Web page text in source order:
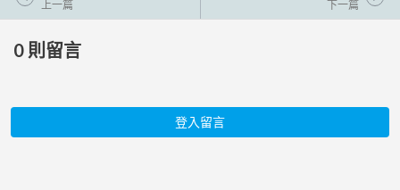
上一篇
下一篇
0 則留言
登入留言